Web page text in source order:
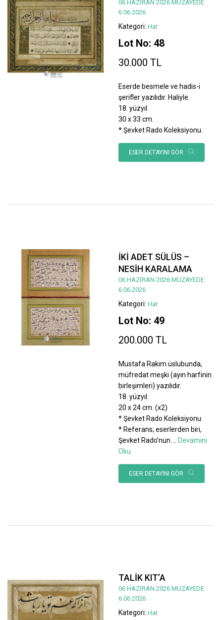
06 HAZİRAN 2026 MÜZAYEDE
6.06.2026
Kategori: Hat
Lot No: 48
30.000 TL
Eserde besmele ve hadis-i
şerifler yazılıdır. Haliyle.
18. yüzyıl.
30 x 33 cm.
* Şevket Rado Koleksiyonu.
ESER DETAYINI GÖR
İKİ ADET SÜLÜS –
NESİH KARALAMA
06 HAZİRAN 2026 MÜZAYEDE
6.06.2026
Kategori: Hat
Lot No: 49
200.000 TL
Mustafa Rakım üslubunda,
müfredat meşki (ayın harfinin
birleşimleri) yazılıdır.
18. yüzyıl.
20 x 24 cm. (x2)
* Şevket Rado Koleksiyonu.
* Referans; eserlerden biri,
Şevket Rado’nun
Devamını
Oku
ESER DETAYINI GÖR
TALİK KIT’A
06 HAZİRAN 2026 MÜZAYEDE
6.06.2026
Kategori: Hat